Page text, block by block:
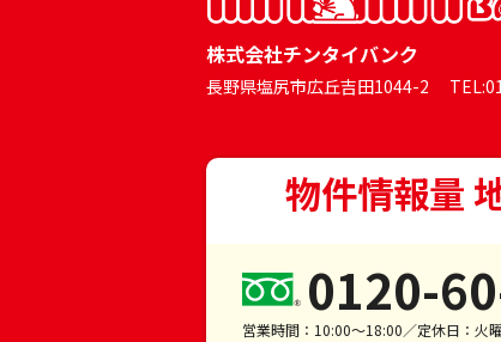
株式会社チンタイバンク
長野県塩尻市広丘吉田1044-2
物件情報量
0120-
営業時間：10:00～18:00／定休日：火